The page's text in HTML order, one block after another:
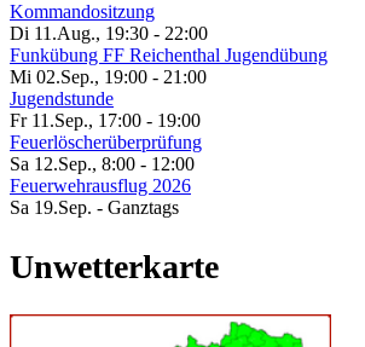
Kommandositzung
Di 11.Aug., 19:30 - 22:00
Funkübung FF Reichenthal Jugendübung
Mi 02.Sep., 19:00 - 21:00
Jugendstunde
Fr 11.Sep., 17:00 - 19:00
Feuerlöscherüberprüfung
Sa 12.Sep., 8:00 - 12:00
Feuerwehrausflug 2026
Sa 19.Sep. - Ganztags
Unwetterkarte